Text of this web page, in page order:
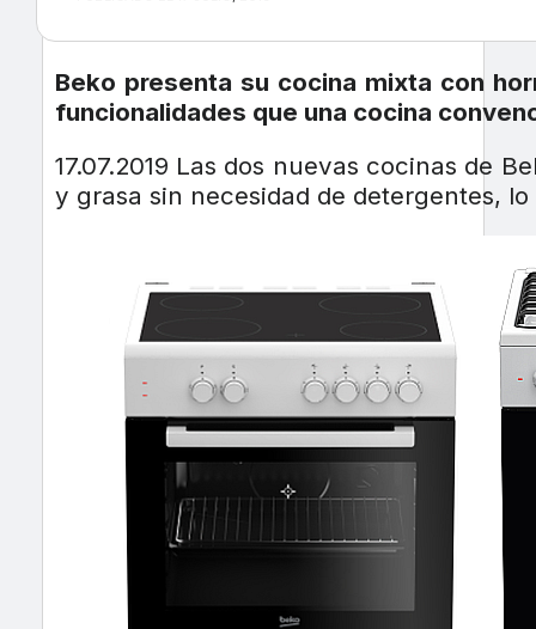
Beko presenta su cocina mixta con
funcionalidades que una cocina
17.07.2019 Las dos nuevas cocinas de
y grasa sin necesidad de detergentes,